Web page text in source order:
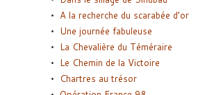
A la recherche du scarabée d’or
Une journée fabuleuse
La Chevalière du Téméraire
Le Chemin de la Victoire
Chartres au trésor